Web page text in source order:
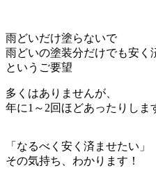
雨どいだけ塗らないで
雨どいの塗装分だけでも安く
というご要望
多くはありませんが、
年に1～2回ほどあったりしま
「なるべく安く済ませたい」
その気持ち、わかります！